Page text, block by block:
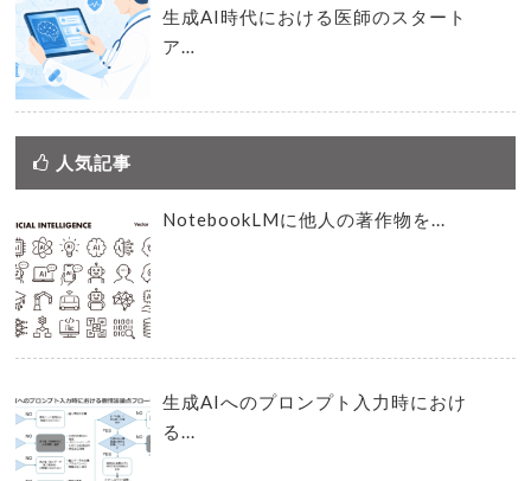
生成AI時代における医師のスタート
ア…
人気記事
NotebookLMに他人の著作物を...
生成AIへのプロンプト入力時におけ
る...